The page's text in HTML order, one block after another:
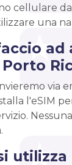
cellulare
una
ad
via
l'eSIM
utilizza